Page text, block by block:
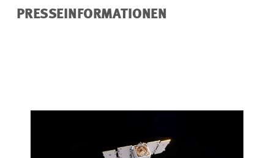
KONTAKT
PRESSEINFORMATIONEN